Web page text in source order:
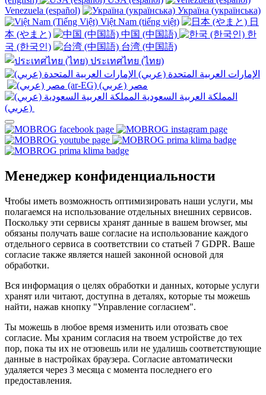
Venezuela (español)
Україна (українська)
Việt Nam (tiếng việt)
日
本 (やまと)
中国 (中国語)
한
국 (한국인)
台湾 (中国語)
ประเทศไทย (ไทย)
Менеджер конфиденциальности
Чтобы иметь возможность оптимизировать наши услуги, мы
полагаемся на использование отдельных внешних сервисов.
Поскольку эти сервисы хранят данные в вашем browser, мы
обязаны получать ваше согласие на использование каждого
отдельного сервиса в соответствии со статьей 7 GDPR. Ваше
согласие также является нашей законной основой для
обработки.
Вся информация о целях обработки и данных, которые услуги
хранят или читают, доступна в деталях, которые ты можешь
найти, нажав кнопку "Управление согласием".
Ты можешь в любое время изменить или отозвать свое
согласие. Мы храним согласия на твоем устройстве до тех
пор, пока ты их не отзовешь или не удалишь соответствующие
данные в настройках браузера. Согласие автоматически
удаляется через 3 месяца с момента последнего его
предоставления.